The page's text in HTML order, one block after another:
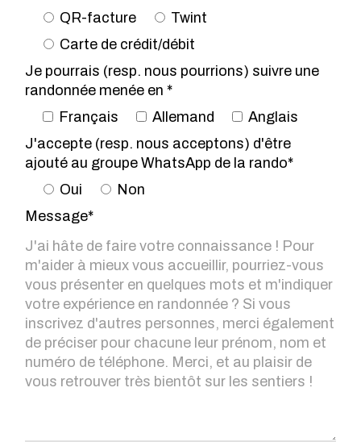
QR-facture
Twint
Carte de crédit/débit
Je pourrais (resp. nous pourrions) suivre une
randonnée menée en *
Français
Allemand
Anglais
J'accepte (resp. nous acceptons) d'être
ajouté au groupe WhatsApp de la rando*
Oui
Non
Message*